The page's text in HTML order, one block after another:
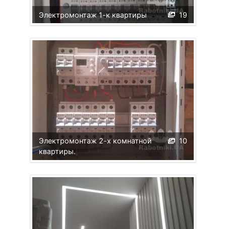
19
Электромонтаж 1-к квартиры
10
Электромонтаж 2-х комнатной
квартиры.